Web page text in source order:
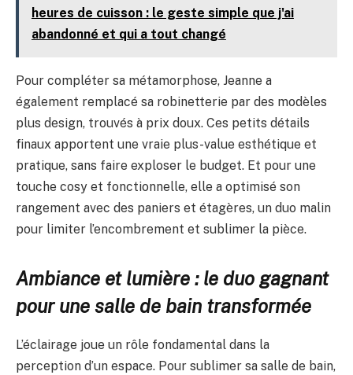
heures de cuisson : le geste simple que j'ai
abandonné et qui a tout changé
Pour compléter sa métamorphose, Jeanne a
également remplacé sa robinetterie par des modèles
plus design, trouvés à prix doux. Ces petits détails
finaux apportent une vraie plus-value esthétique et
pratique, sans faire exploser le budget. Et pour une
touche cosy et fonctionnelle, elle a optimisé son
rangement avec des paniers et étagères, un duo malin
pour limiter l’encombrement et sublimer la pièce.
Ambiance et lumière : le duo gagnant
pour une salle de bain transformée
L’éclairage joue un rôle fondamental dans la
perception d’un espace. Pour sublimer sa salle de bain,